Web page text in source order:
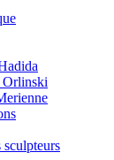
Orlinski
sculpteurs